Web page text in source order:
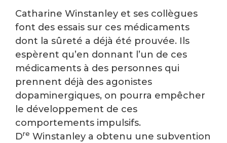
Catharine Winstanley et ses collègues
font des essais sur ces médicaments
dont la sûreté a déjà été prouvée. Ils
espèrent qu’en donnant l’un de ces
médicaments à des personnes qui
prennent déjà des agonistes
dopaminergiques, on pourra empêcher
le développement de ces
comportements impulsifs.
Dre Winstanley a obtenu une subvention